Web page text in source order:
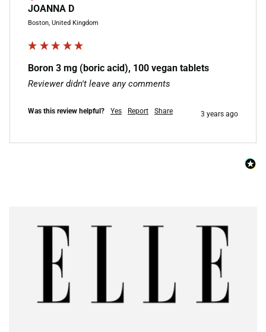
JOANNA D
Boston, United Kingdom
Boron 3 mg (boric acid), 100 vegan tablets
Reviewer didn't leave any comments
Was this review helpful? Yes Report Share 3 years ago